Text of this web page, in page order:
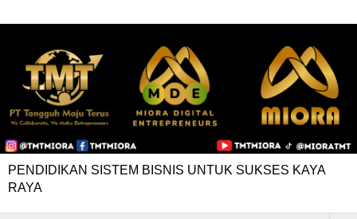
PENDIDIKAN SISTEM BISNIS UNTUK SUKSES KAYA
RAYA